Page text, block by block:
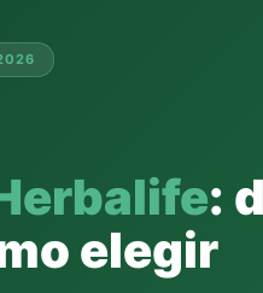
:
elegir